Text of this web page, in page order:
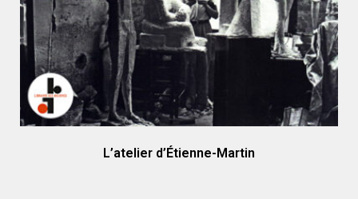
L’atelier d’Étienne-Martin